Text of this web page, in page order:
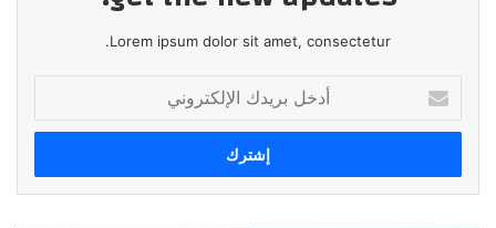
Lorem ipsum dolor sit amet, consectetur.
بريدك
الإلكتروني